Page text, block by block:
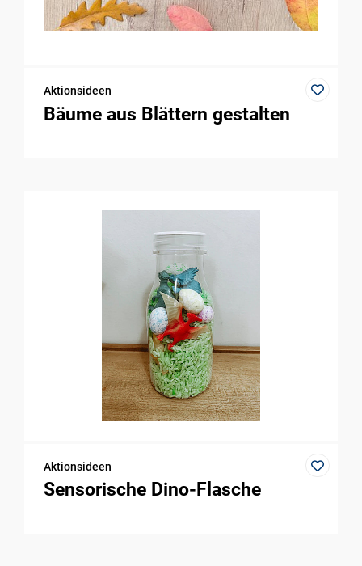
Aktionsideen
Bäume aus Blättern gestalten
Aktionsideen
Sensorische Dino-Flasche